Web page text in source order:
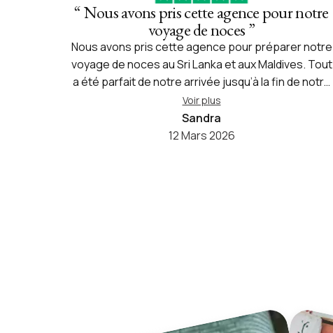
“Nous avons pris cette agence pour notre
voyage de noces”
Nous avons pris cette agence pour préparer notre
voyage de noces au Sri Lanka et aux Maldives. Tout
a été parfait de notre arrivée jusqu’à la fin de notre
voyage. Nous avons eu comme contact Naduni qui
nous a tout de suite mis en confiance et qui a été
très à l’écoute de nos besoins. Elle a fait en sorte
Voir plus
Sandra
12 Mars 2026